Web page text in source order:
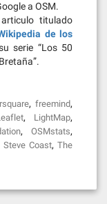
a OSM.
titulado
de los
serie “Los 50
,freemind,
, LightMap,
,OSMstats,
Steve Coast,The